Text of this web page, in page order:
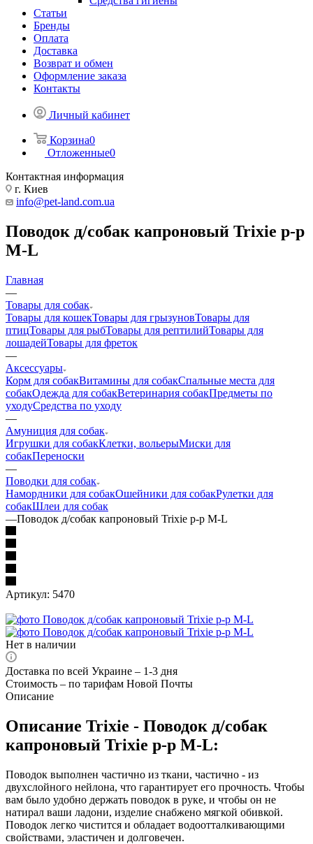
Статьи
Бренды
Оплата
Доставка
Возврат и обмен
Оформление заказа
Контакты
Личный кабинет
Корзина0
Отложенные0
Контактная информация
г. Киев
info@pet-land.com.ua
Поводок д/собак капроновый Trixie р-р
M-L
Главная
—
Товары для собак
Товары для кошекТовары для грызуновТовары для
птицТовары для рыбТовары для рептилийТовары для
лошадейТовары для фреток
—
Аксессуары
Корм для собакВитамины для собакСпальные места для
собакОдежда для собакВетеринария собакПредметы по
уходуСредства по уходу
—
Амуниция для собак
Игрушки для собакКлетки, вольерыМиски для
собакПереноски
—
Поводки для собак
Намордники для собакОшейники для собакРулетки для
собакШлеи для собак
—Поводок д/собак капроновый Trixie р-р M-L
Артикул: 5470
Нет в наличии
Доставка по всей Украине – 1-3 дня
Стоимость – по тарифам Новой Почты
Описание
Описание Trixie - Поводок д/собак
капроновый Trixie р-р M-L:
Поводок выполнен частично из ткани, частично - из
двухслойного нейлона, что гарантирует его прочность. Чтобы
вам было удобно держать поводок в руке, и чтобы он не
натирал ваши ладони, изделие снабжено мягкой обивкой.
Поводок легко чистится и обладает водоотталкивающими
свойствами, эластичен и долговечен.